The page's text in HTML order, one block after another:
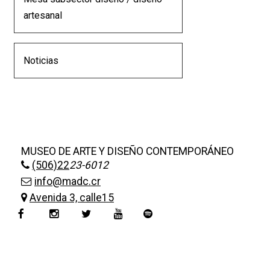
DIRECTORIOS |
+ MESA EJECUTIVA DE ARTES VISUALES
artesanal
Noticias
MUSEO DE ARTE Y DISEÑO CONTEMPORÁNEO
(506)2223-6012
info@madc.cr
Avenida 3, calle15